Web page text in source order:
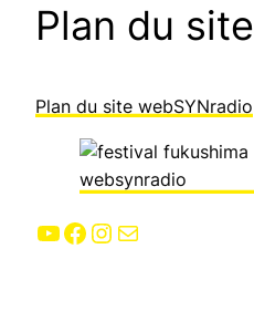
Plan du site
Plan du site webSYNradio
YouTube Facebook Instagram E-mail